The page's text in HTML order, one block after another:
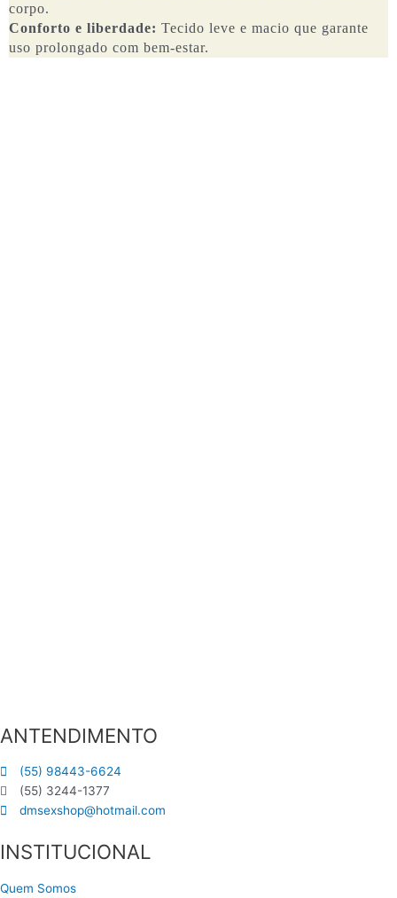
corpo.
Conforto e liberdade: Tecido leve e macio que garante
uso prolongado com bem-estar.
ANTENDIMENTO
(55) 98443-6624
(55) 3244-1377
dmsexshop@hotmail.com
INSTITUCIONAL
Quem Somos